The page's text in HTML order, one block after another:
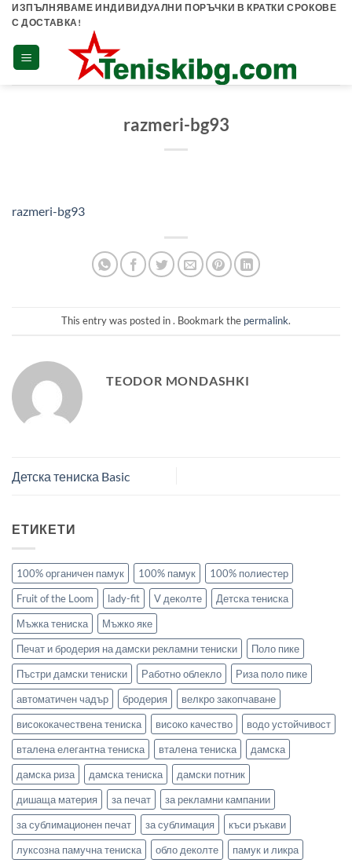
Skip
content
ИЗПЪЛНЯВАМЕ ИНДИВИДУАЛНИ ПОРЪЧКИ В КРАТКИ СРОКОВЕ
С ДОСТАВКА!
razmeri-bg93
razmeri-bg93
This entry was posted in . Bookmark the permalink.
TEODOR MONDASHKI
Детска тениска Basic
ЕТИКЕТИ
100% органичен памук 100% памук
100% полиестер
Fruit of the Loom
lady-fit V деколте
Детска тениска
Мъжка тениска
Мъжко яке
Печат и бродерия на дамски рекламни тениски
Поло пике
Пъстри дамски тениски
Работно облекло
Риза поло пике
автоматичен чадър
бродерия
велкро закопчаване
висококачествена тениска
високо качество
водо устойчивост
вталена елегантна тениска
вталена тениска
дамска
дамска риза
дамска тениска
дамски потник
дишаща материя
за печат
за рекламни кампании
за сублимационен печат
за сублимация
къси ръкави
луксозна памучна тениска
обло деколте
памук и ликра